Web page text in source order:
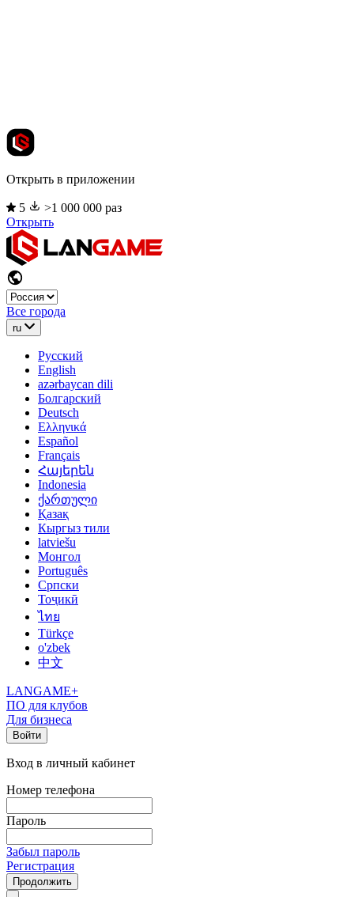
Открыть в приложении
5
>1 000 000 раз
Открыть
Все города
ru
Русский
English
azərbaycan dili
Болгарский
Deutsch
Ελληνικά
Español
Français
Հայերեն
Indonesia
ქართული
Қазақ
Кыргыз тили
latviešu
Монгол
Português
Српски
Тоҷикӣ
ไทย
Türkçe
o'zbek
中文
LANGAME+
ПО для клубов
Для бизнеса
Войти
Вход в личный кабинет
Номер телефона
Пароль
Забыл пароль
Регистрация
Продолжить